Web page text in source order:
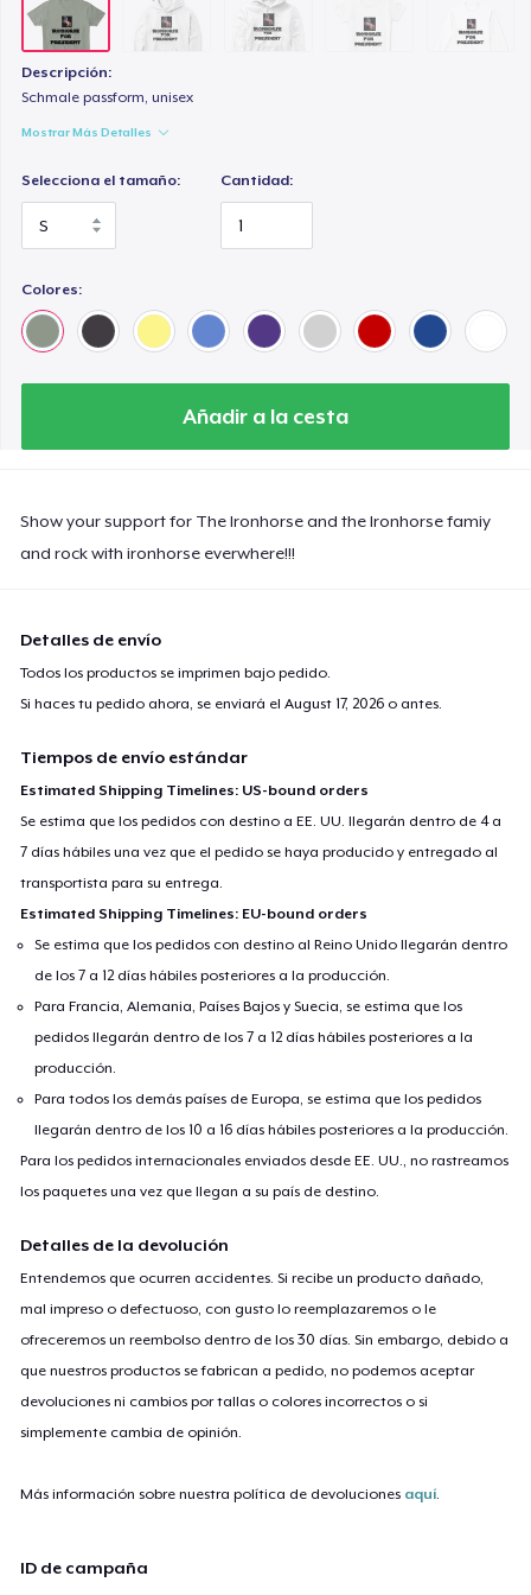
Descripción:
Schmale passform, unisex
Mostrar Más Detalles
Selecciona el tamaño: Cantidad:
Colores:
Añadir a la cesta
Show your support for The Ironhorse and the Ironhorse famiy
and rock with ironhorse everwhere!!!
Detalles de envío
Todos los productos se imprimen bajo pedido.
Si haces tu pedido ahora, se enviará elAugust 17, 2026 o antes.
Tiempos de envío estándar
Estimated Shipping Timelines: US-bound orders
Se estima que los pedidos con destino a EE. UU. llegarán dentro de 4 a
7 días hábiles una vez que el pedido se haya producido y entregado al
transportista para su entrega.
Estimated Shipping Timelines: EU-bound orders
Se estima que los pedidos con destino al Reino Unido llegarán dentro
de los 7 a 12 días hábiles posteriores a la producción.
Para Francia, Alemania, Países Bajos y Suecia, se estima que los
pedidos llegarán dentro de los 7 a 12 días hábiles posteriores a la
producción.
Para todos los demás países de Europa, se estima que los pedidos
llegarán dentro de los 10 a 16 días hábiles posteriores a la producción.
Para los pedidos internacionales enviados desde EE. UU., no rastreamos
los paquetes una vez que llegan a su país de destino.
Detalles de la devolución
Entendemos que ocurren accidentes. Si recibe un producto dañado,
mal impreso o defectuoso, con gusto lo reemplazaremos o le
ofreceremos un reembolso dentro de los 30 días. Sin embargo, debido a
que nuestros productos se fabrican a pedido, no podemos aceptar
devoluciones ni cambios por tallas o colores incorrectos o si
simplemente cambia de opinión.
Más información sobre nuestra política de devoluciones aquí.
ID de campaña